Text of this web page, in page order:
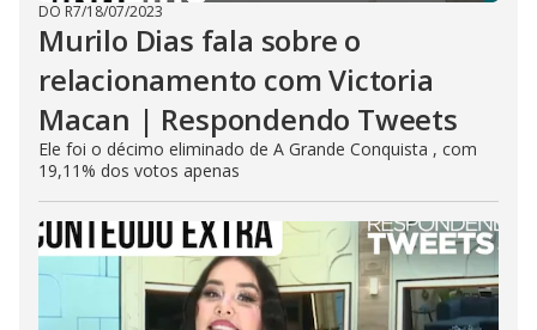
DO R7/18/07/2023
Murilo Dias fala sobre o
relacionamento com Victoria
Macan | Respondendo Tweets
Ele foi o décimo eliminado de A Grande Conquista , com
19,11% dos votos apenas